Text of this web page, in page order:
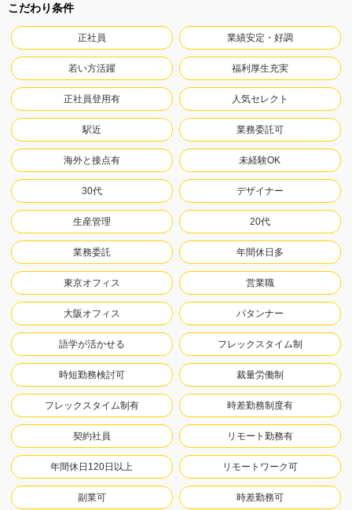
こだわり条件
正社員 業績安定・好調
若い方活躍 福利厚生充実
正社員登用有 人気セレクト
駅近 業務委託可
海外と接点有 未経験OK
30代 デザイナー
生産管理 20代
業務委託 年間休日多
東京オフィス 営業職
大阪オフィス パタンナー
語学が活かせる フレックスタイム制
時短勤務検討可 裁量労働制
フレックスタイム制有 時差勤務制度有
契約社員 リモート勤務有
年間休日120日以上 リモートワーク可
副業可 時差勤務可